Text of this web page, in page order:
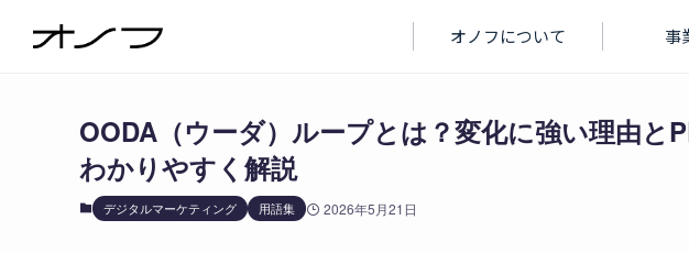
オノフについて 事
OODA（ウーダ）ループとは？変化に強い理由と
わかりやすく解説
デジタルマーケティング 用語集 2026年5月21日